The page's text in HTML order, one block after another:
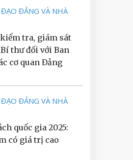
ĐẢNG VÀ NHÀ
tra, giám sát
thư đối với Ban
cơ quan Đảng
ĐẢNG VÀ NHÀ
quốc gia 2025:
có giá trị cao